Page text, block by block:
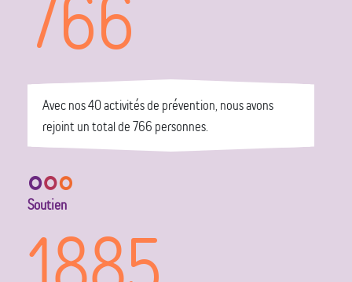
766
Avec nos 40 activités de prévention, nous avons
rejoint un total de 766 personnes.
Soutien